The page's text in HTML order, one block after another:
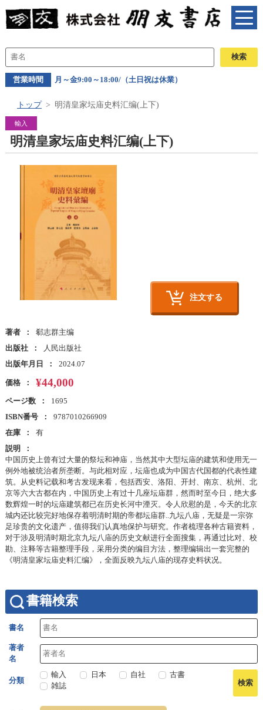
営業時間 月～金9:00～18:00/（土日祝は休業）
トップ 明清皇家坛庙史料汇编(上下)
輸入
明清皇家坛庙史料汇编(上下)
注文する
著者
郗志群主编
出版社
人民出版社
出版年月日
2024.07
価格 ¥44,000
ページ数
1695
ISBN番号
9787010266909
在庫
有
説明
中国历史上曾有过大量的祭坛和神庙，当然其中大型坛庙的建筑和使用无一
例外地被统治者所垄断。与此相对应，坛庙也成为中国古代国都的代表性建
筑。从史料记载和考古发现来看，包括西安、洛阳、开封、南京、杭州、北
京等六大古都在内，中国历史上有过十几座坛庙群，然而时至今日，绝大多
数辉煌一时的坛庙建筑都已在历史长河中湮灭。令人欣慰的是，今天的北京
城内还比较完好地保存着明清时期的帝都坛庙群..九坛八庙，无疑是一宗弥
足珍贵的文化遗产，值得我们认真地保护与研究。作者梳理各种古籍资料，
对于涉及明清时期北京九坛八庙的历史文献进行全面搜集，再通过比对、校
勘、注释等古籍整理手段，采用分类的编目方法，整理编辑出一套完整的
《明清皇家坛庙史料汇编》，全面反映九坛八庙的现存史料状况。
書籍検索
書名
著者
名
分類
輸入 日本 自社
古書
雑誌